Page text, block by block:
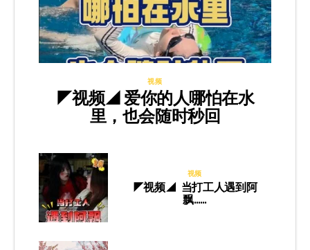
视频
◤视频◢ 爱你的人哪怕在水
里，也会随时秒回
视频
◤视频◢ 当打工人遇到阿
飘……